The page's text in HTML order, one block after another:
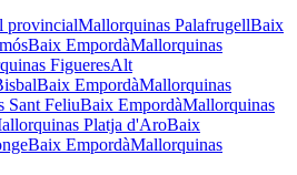
provincialMallorquinas PalafrugellBaix
Baix EmpordàMallorquinas
FigueresAlt
Baix EmpordàMallorquinas
Sant FeliuBaix EmpordàMallorquinas
Platja d'AroBaix
Baix EmpordàMallorquinas